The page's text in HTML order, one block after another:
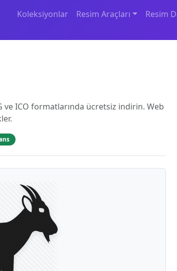
Koleksiyonlar Resim Araçları Resim
ICO formatlarında ücretsiz indirin. Web